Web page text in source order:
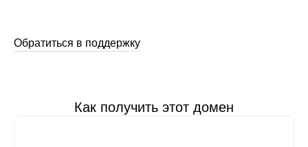
Обратиться в поддержку
Как получить этот домен